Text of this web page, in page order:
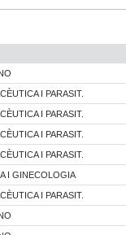
I PARASIT.
I PARASIT.
I PARASIT.
I PARASIT.
I GINECOLOGIA
I PARASIT.